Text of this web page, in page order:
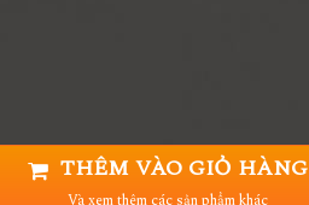
THÊM VÀO GIỎ HÀNG